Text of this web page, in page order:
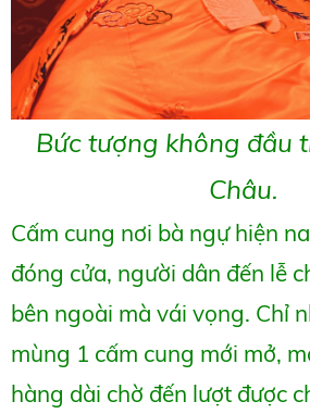
Bức tượng không đầu
Châu.
Cấm cung nơi bà ngự hiện
đóng cửa, người dân đến lễ
bên ngoài mà vái vọng. Chỉ
mùng 1 cấm cung mới mở,
hàng dài chờ đến lượt được